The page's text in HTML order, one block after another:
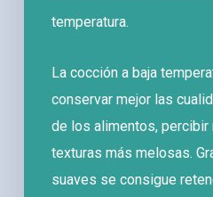
temperatura.
La cocción a baja
conservar mejor las
de los alimentos,
texturas más melosas.
suaves se consigue